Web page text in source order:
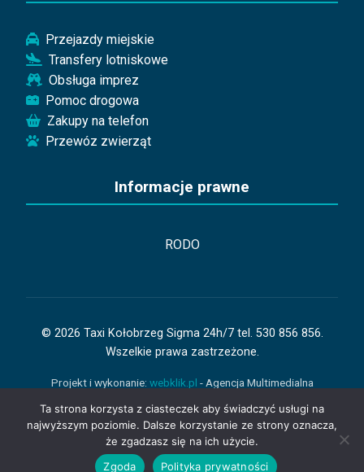
Przejazdy miejskie
Transfery lotniskowe
Obsługa imprez
Pomoc drogowa
Zakupy na telefon
Przewóz zwierząt
Informacje prawne
RODO
© 2026 Taxi Kołobrzeg Sigma 24h/7 tel. 530 856 856.
Wszelkie prawa zastrzeżone.
Projekt i wykonanie: webklik.pl - Agencja Multimedialna
Licencjonowane taxi
Bezpieczne przejazdy
Dostępne 24/7
Zamów Taxi
Ta strona korzysta z ciasteczek aby świadczyć usługi na
najwyższym poziomie. Dalsze korzystanie ze strony oznacza,
że zgadzasz się na ich użycie.
Zgoda
Polityka prywatności